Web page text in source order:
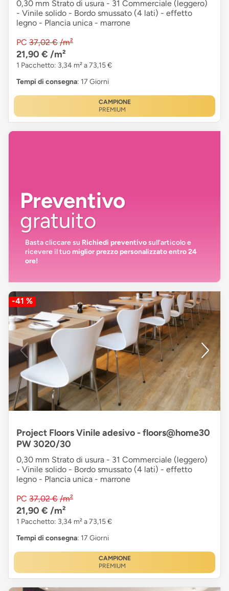
0,30 mm Strato di usura - 31 Commerciale (leggero)
- Vinile solido - Bordo smussato (4 lati) - effetto
legno - Plancia unica - marrone
PC 37,02 € /m²
21,90 € /m²
1 Pacchetto: 3,34 m² a 73,15 €
Tempi di consegna: 17 Giorni
CAMPIONE
PREMIUM
Preventivo
gratuito
Basta cliccare su Richiedi preventivosull’articolo e
ricevere il tuomiglior prezzo personalizzato entro 24
ore!
-41 %
Project Floors Vinile adesivo - floors@home30
PW 3020/30
0,30 mm Strato di usura - 31 Commerciale (leggero)
- Vinile solido - Bordo smussato (4 lati) - effetto
legno - Plancia unica - marrone
PC 37,02 € /m²
21,90 € /m²
1 Pacchetto: 3,34 m² a 73,15 €
Tempi di consegna: 17 Giorni
CAMPIONE
PREMIUM